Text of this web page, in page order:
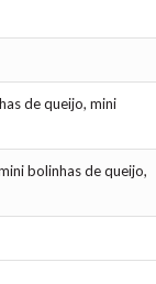
de queijo, mini
bolinhas de queijo,